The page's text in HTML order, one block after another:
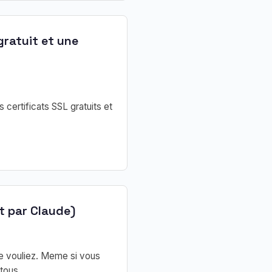
et une
certificats SSL gratuits et
par Claude)
vouliez. Meme si vous